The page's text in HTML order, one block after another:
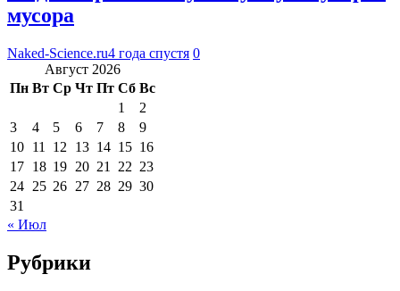
мусора
Naked-Science.ru4 года спустя 0
Август 2026
Пн Вт Ср Чт Пт Сб Вс
1
2
3
4 5 6 7 8
9
10 11 12 13 14 15 16
17 18 19 20 21 22 23
24 25 26 27 28 29 30
31
« Июл
Рубрики